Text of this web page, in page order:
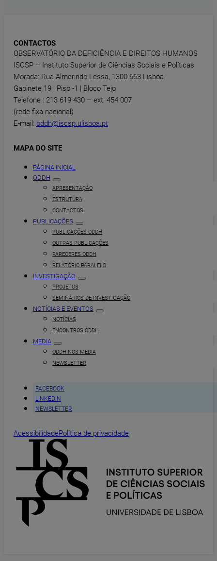
CONTACTOS
OBSERVATÓRIO DA DEFICIÊNCIA E DIREITOS HUMANOS
ISCSP – Instituto Superior de Ciências Sociais e Políticas
Morada: Rua Almerindo Lessa, 1300-663 Lisboa
Gabinete 19 | Piso -1 | Bloco Tejo
Telefone : 213 619 430 – ext: 454 007
(rede fixa nacional)
E-mail: oddh@iscsp.ulisboa.pt
MAPA DO SITE
PÁGINA INICIAL
ODDH
APRESENTAÇÃO
ESTRUTURA
CONTACTOS
PUBLICAÇÕES
PUBLICAÇÕES ODDH
OUTRAS PUBLICAÇÕES
PARECERES ODDH
RELATÓRIO PARALELO
INVESTIGAÇÃO
PROJETOS
SEMINÁRIOS DE INVESTIGAÇÃO
NOTÍCIAS E EVENTOS
NOTÍCIAS
ENCONTROS ODDH
MEDIA
ODDH NOS MEDIA
NEWSLETTER
FACEBOOK
LINKEDIN
NEWSLETTER
AcessibilidadePolítica de privacidade